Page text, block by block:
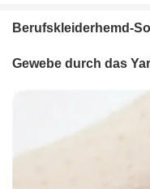
Berufskleiderhemd-
Gewebe durch das